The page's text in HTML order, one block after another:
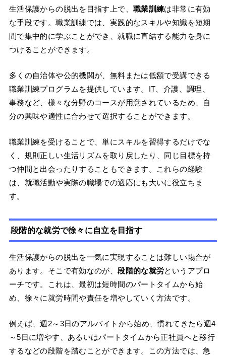
生活保護からの脱出を目指す上で、 職業訓練は非常に有効
な手段です。職業訓練では、実践的なスキルや知識を短期
間で集中的に学ぶことができ、就職に直結する能力を身に
つけることができます。
多くの自治体や公的機関が、無料または低額で受講できる
職業訓練プログラムを提供しています。IT、介護、調理、
事務など、様々な分野のコースが用意されているため、自
分の興味や適性に合わせて選択することができます。
職業訓練を受けることで、単にスキルを習得するだけでな
く、規則正しい生活リズムを取り戻したり、同じ目標を持
つ仲間と出会ったりすることもできます。これらの経験
は、就職活動や実際の職場での適応にも大いに役立ちま
す。
段階的な就労で徐々に自立を目指す
生活保護からの脱出を一気に実現することは難しい場合が
あります。そこで有効なのが、段階的な就労というアプロ
ーチです。これは、最初は短時間のパートタイムから始
め、徐々に就労時間や責任を増やしていく方法です。
例えば、週2～3日のアルバイトから始め、慣れてきたら週4
～5日に増やす、あるいはパートタイムから正社員へと移行
するなどの段階を踏むことができます。この方法では、急